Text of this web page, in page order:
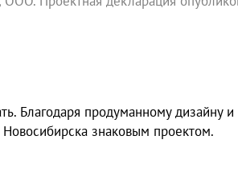
Благодаря продуманному дизайну и
знаковым проектом.